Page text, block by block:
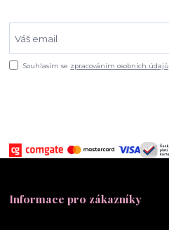
Souhlasím se zpracováním osobních údajů
Informace pro zákazníky